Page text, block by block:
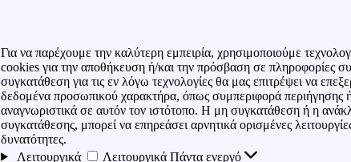
Για να παρέχουμε την καλύτερη εμπειρία, χρησιμοποιούμε
cookies για την αποθήκευση ή/και την πρόσβαση σε πληροφορίες
συγκατάθεση για τις εν λόγω τεχνολογίες θα μας επιτρέψει να
δεδομένα προσωπικού χαρακτήρα, όπως συμπεριφορά περιήγησης
αναγνωριστικά σε αυτόν τον ιστότοπο. Η μη συγκατάθεση ή η
συγκατάθεσης, μπορεί να επηρεάσει αρνητικά ορισμένες
δυνατότητες.
Λειτουργικά
Λειτουργικά Πάντα ενεργό